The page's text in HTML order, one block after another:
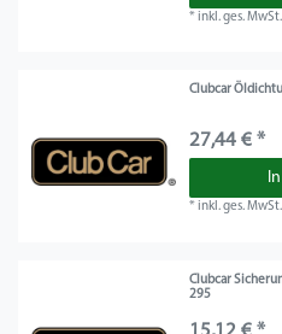
*inkl. ges. MwSt.
Clubcar
27,44 € *
*inkl. ges. MwSt.
Clubcar
295